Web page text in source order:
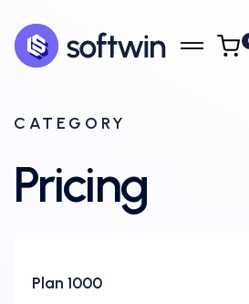
CATEGORY
Pricing
Plan 1000